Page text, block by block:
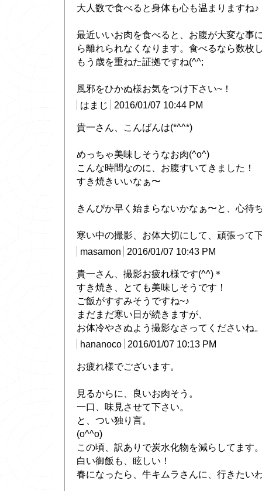
大人数で食べると身体も心も温まりますね♪
最近いいお肉を食べると、お腹が大変な事
ら離れられなくなります。食べるなら数枚
もう歳を重ねた証拠ですね(^^;
風邪をひかぬ様お気をつけ下さい~！
はまじ
2016/01/07 10:44 PM
貴一さん、こんばんは(*^^*)
めっちゃ美味しそうなお肉(^o^)
こんな時間なのに、お腹すいてきました！
すき焼きいいなぁ〜
きんぴか早く始まらないかなぁ〜と、心待
寒い中の撮影、お体大切にして、頑張って
masamon
2016/01/07 10:43 PM
貴一さん、撮影お疲れ様です(^^)＊
すき焼き、とても美味しそうです！
ご飯がすすみそうですね~♪
まだまだ寒い日が続きますが、
お体冷やさぬよう撮影なさってくださいね
hananoco
2016/01/07 10:13 PM
お疲れ様でございます。
見るからに、良いお肉そう。
一口、味見させて下さい。
と、つい独り言。
(o^^o)
この頃、訳ありで炭水化物を減らしてます
白い御飯も、眩しい！
春になったら、牛キムラさんに、行きたい